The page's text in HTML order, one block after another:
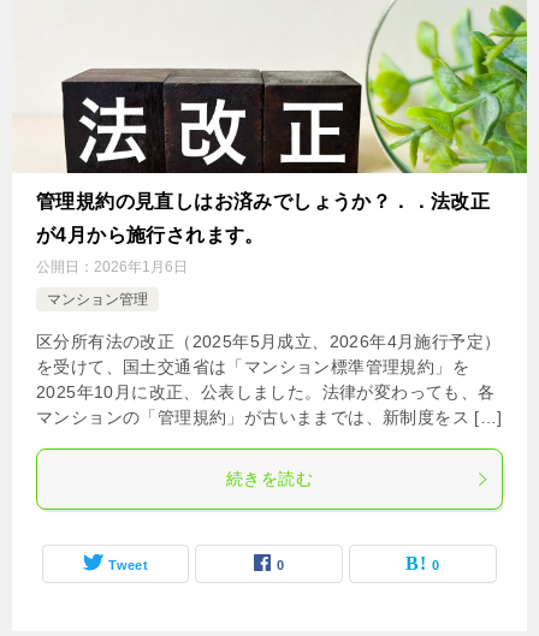
管理規約の見直しはお済みでしょうか？．．法改正
が4月から施行されます。
公開日： 2026年1月6日
マンション管理
区分所有法の改正（2025年5月成立、2026年4月施行予定）
を受けて、国土交通省は「マンション標準管理規約」を
2025年10月に改正、公表しました。法律が変わっても、各
マンションの「管理規約」が古いままでは、新制度をス […]
続きを読む
Tweet 0 0